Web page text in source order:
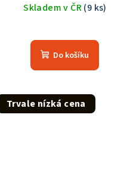
Skladem v ČR(9 ks)
hodnocení
produktu
je
z
5
Do košíku
Trvale nízká cena